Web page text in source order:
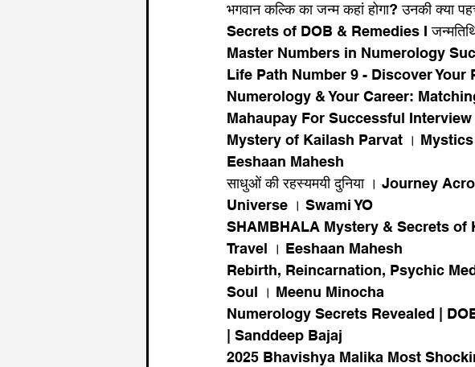
भगवान कल्कि का जन्म कहां होगा? उनकी क्या
Secrets of DOB & Remedies I
Master Numbers in Numerology
Life Path Number 9 - Discover Your
Numerology & Your Career:
Mahaupay For Successful
Mystery of Kailash Parvat । Mystics
Eeshaan Mahesh
साधुओं की रहस्यमयी दुनिया । Journey
Universe । Swami YO
SHAMBHALA Mystery & Secrets
Travel । Eeshaan Mahesh
Rebirth, Reincarnation, Psychic
Soul । Meenu Minocha
Numerology Secrets Revealed |
| Sanddeep Bajaj
2025 Bhavishya Malika Most